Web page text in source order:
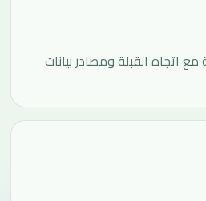
اتجاه القبلة ومصادر بيانات